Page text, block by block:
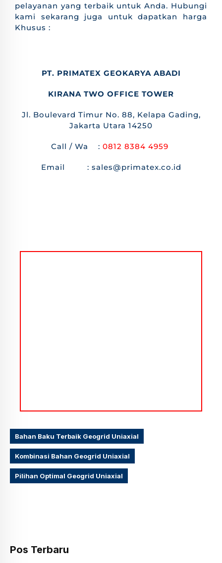
pelayanan yang terbaik untuk Anda. Hubungi
kami sekarang juga untuk dapatkan harga
Khusus :
PT. PRIMATEX GEOKARYA ABADI
KIRANA TWO OFFICE TOWER
Jl. Boulevard Timur No. 88, Kelapa Gading,
Jakarta Utara 14250
Call / Wa : 0812 8384 4959
Email : sales@primatex.co.id
Bahan Baku Terbaik Geogrid Uniaxial
Kombinasi Bahan Geogrid Uniaxial
Pilihan Optimal Geogrid Uniaxial
Pos Terbaru